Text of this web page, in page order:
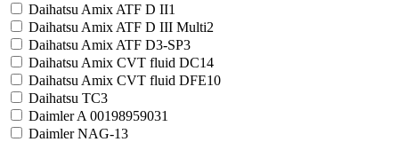
Daihatsu Amix ATF D II1
Daihatsu Amix ATF D III Multi2
Daihatsu Amix ATF D3-SP3
Daihatsu Amix CVT fluid DC14
Daihatsu Amix CVT fluid DFE10
Daihatsu TC3
Daimler A 00198959031
Daimler NAG-13